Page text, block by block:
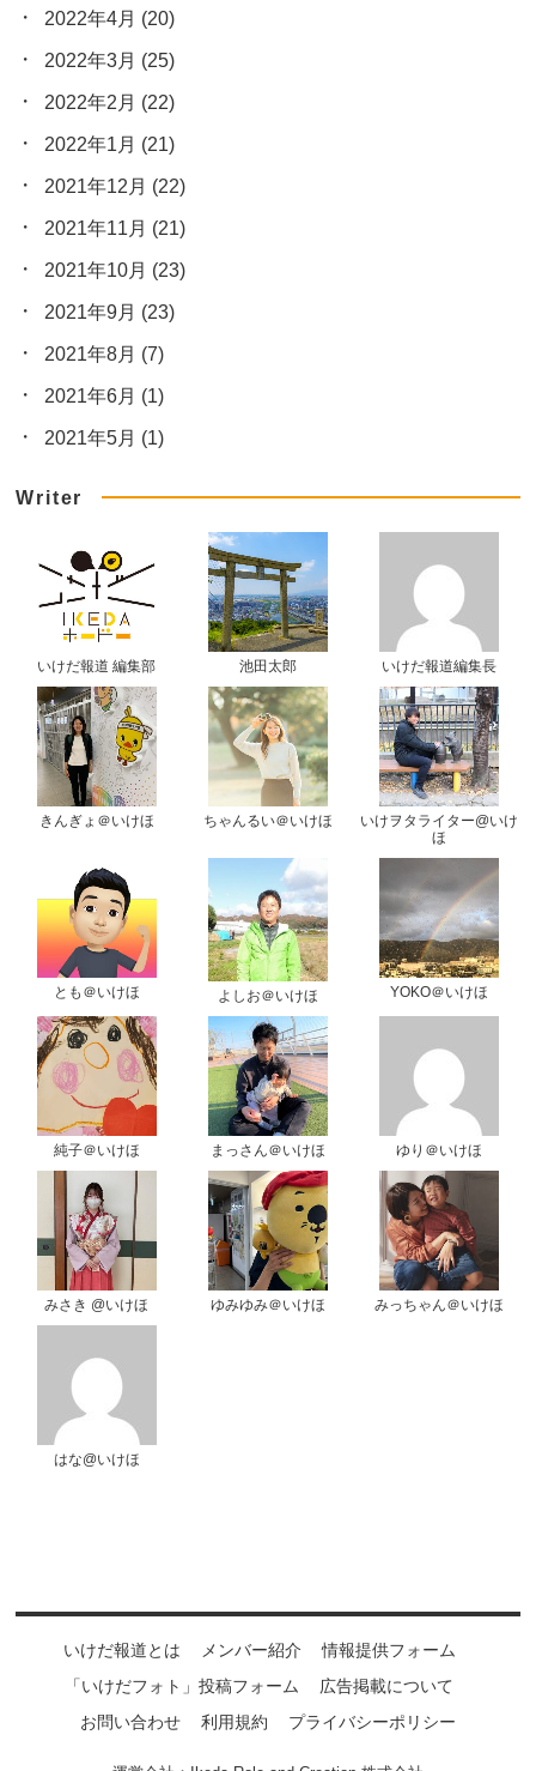
2022年4月 (20)
2022年3月 (25)
2022年2月 (22)
2022年1月 (21)
2021年12月 (22)
2021年11月 (21)
2021年10月 (23)
2021年9月 (23)
2021年8月 (7)
2021年6月 (1)
2021年5月 (1)
Writer
いけだ報道 編集部 池田太郎 いけだ報道編集長
きんぎょ＠いけほ ちゃんるい＠いけほ
いけヲタライター@いけ
ほ
とも＠いけほ よしお＠いけほ YOKO＠いけほ
純子＠いけほ まっさん＠いけほ ゆり＠いけほ
みさき @いけほ ゆみゆみ＠いけほ みっちゃん＠いけほ
はな@いけほ
いけだ報道とは メンバー紹介
情報提供フォーム
「いけだフォト」投稿フォーム
広告掲載について
お問い合わせ
利用規約 プライバシーポリシー